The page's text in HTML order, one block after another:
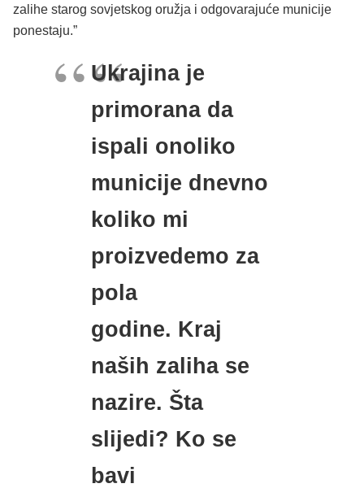
zalihe starog sovjetskog oružja i odgovarajuće municije
ponestaju.”
Ukrajina je
primorana da
ispali onoliko
municije dnevno
koliko mi
proizvedemo za
pola
godine. Kraj
naših zaliha se
nazire. Šta
slijedi? Ko se
bavi